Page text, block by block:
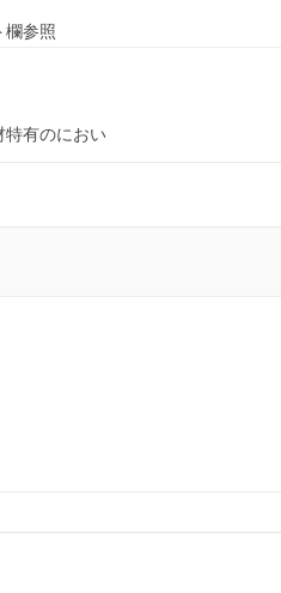
欄参照
特有のにおい